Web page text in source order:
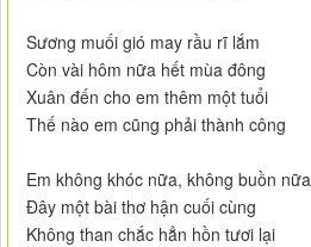
Sương muối gió may rầu rĩ lắm
Còn vài hôm nữa hết mùa đông
Xuân đến cho em thêm một tuổi
Thế nào em cũng phải thành công
Em không khóc nữa, không buồn nữa
Đây một bài thơ hận cuối cùng
Không than chắc hẳn hồn tươi lại